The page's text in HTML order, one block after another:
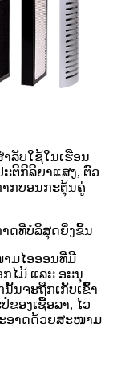
ຳລັບໃຊ້ໃນເຮືອນ
ະຕິກິລິຍາແສງ, ຕົວ
າກບອນກະຕຸ້ນຄູ່
າດທີ່ບໍລິສຸດຍິ່ງຂຶ້ນ
າມໄອອອນທີ່ມີ
ໄມ້ ແລະ ອະນຸ
ນຈະຖືກເກັບເຂົ້າ
ຂອງເຊື້ອລາ, ໄວ
ອາດດ້ວຍສະໜາມ